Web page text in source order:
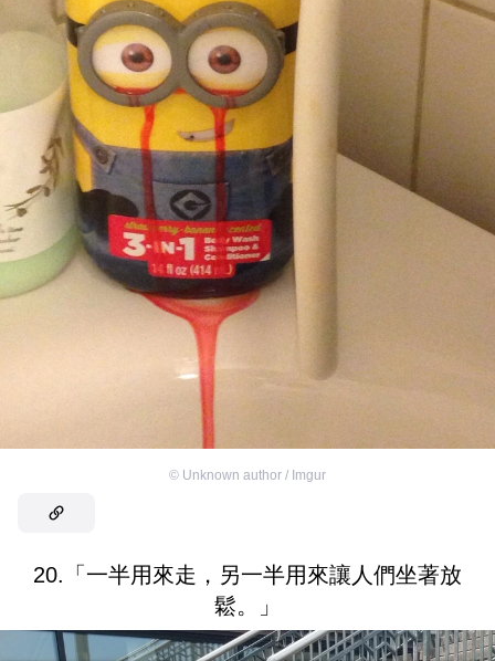
© Unknown author / Imgur
20.「一半用來走，另一半用來讓人們坐著放
鬆。」